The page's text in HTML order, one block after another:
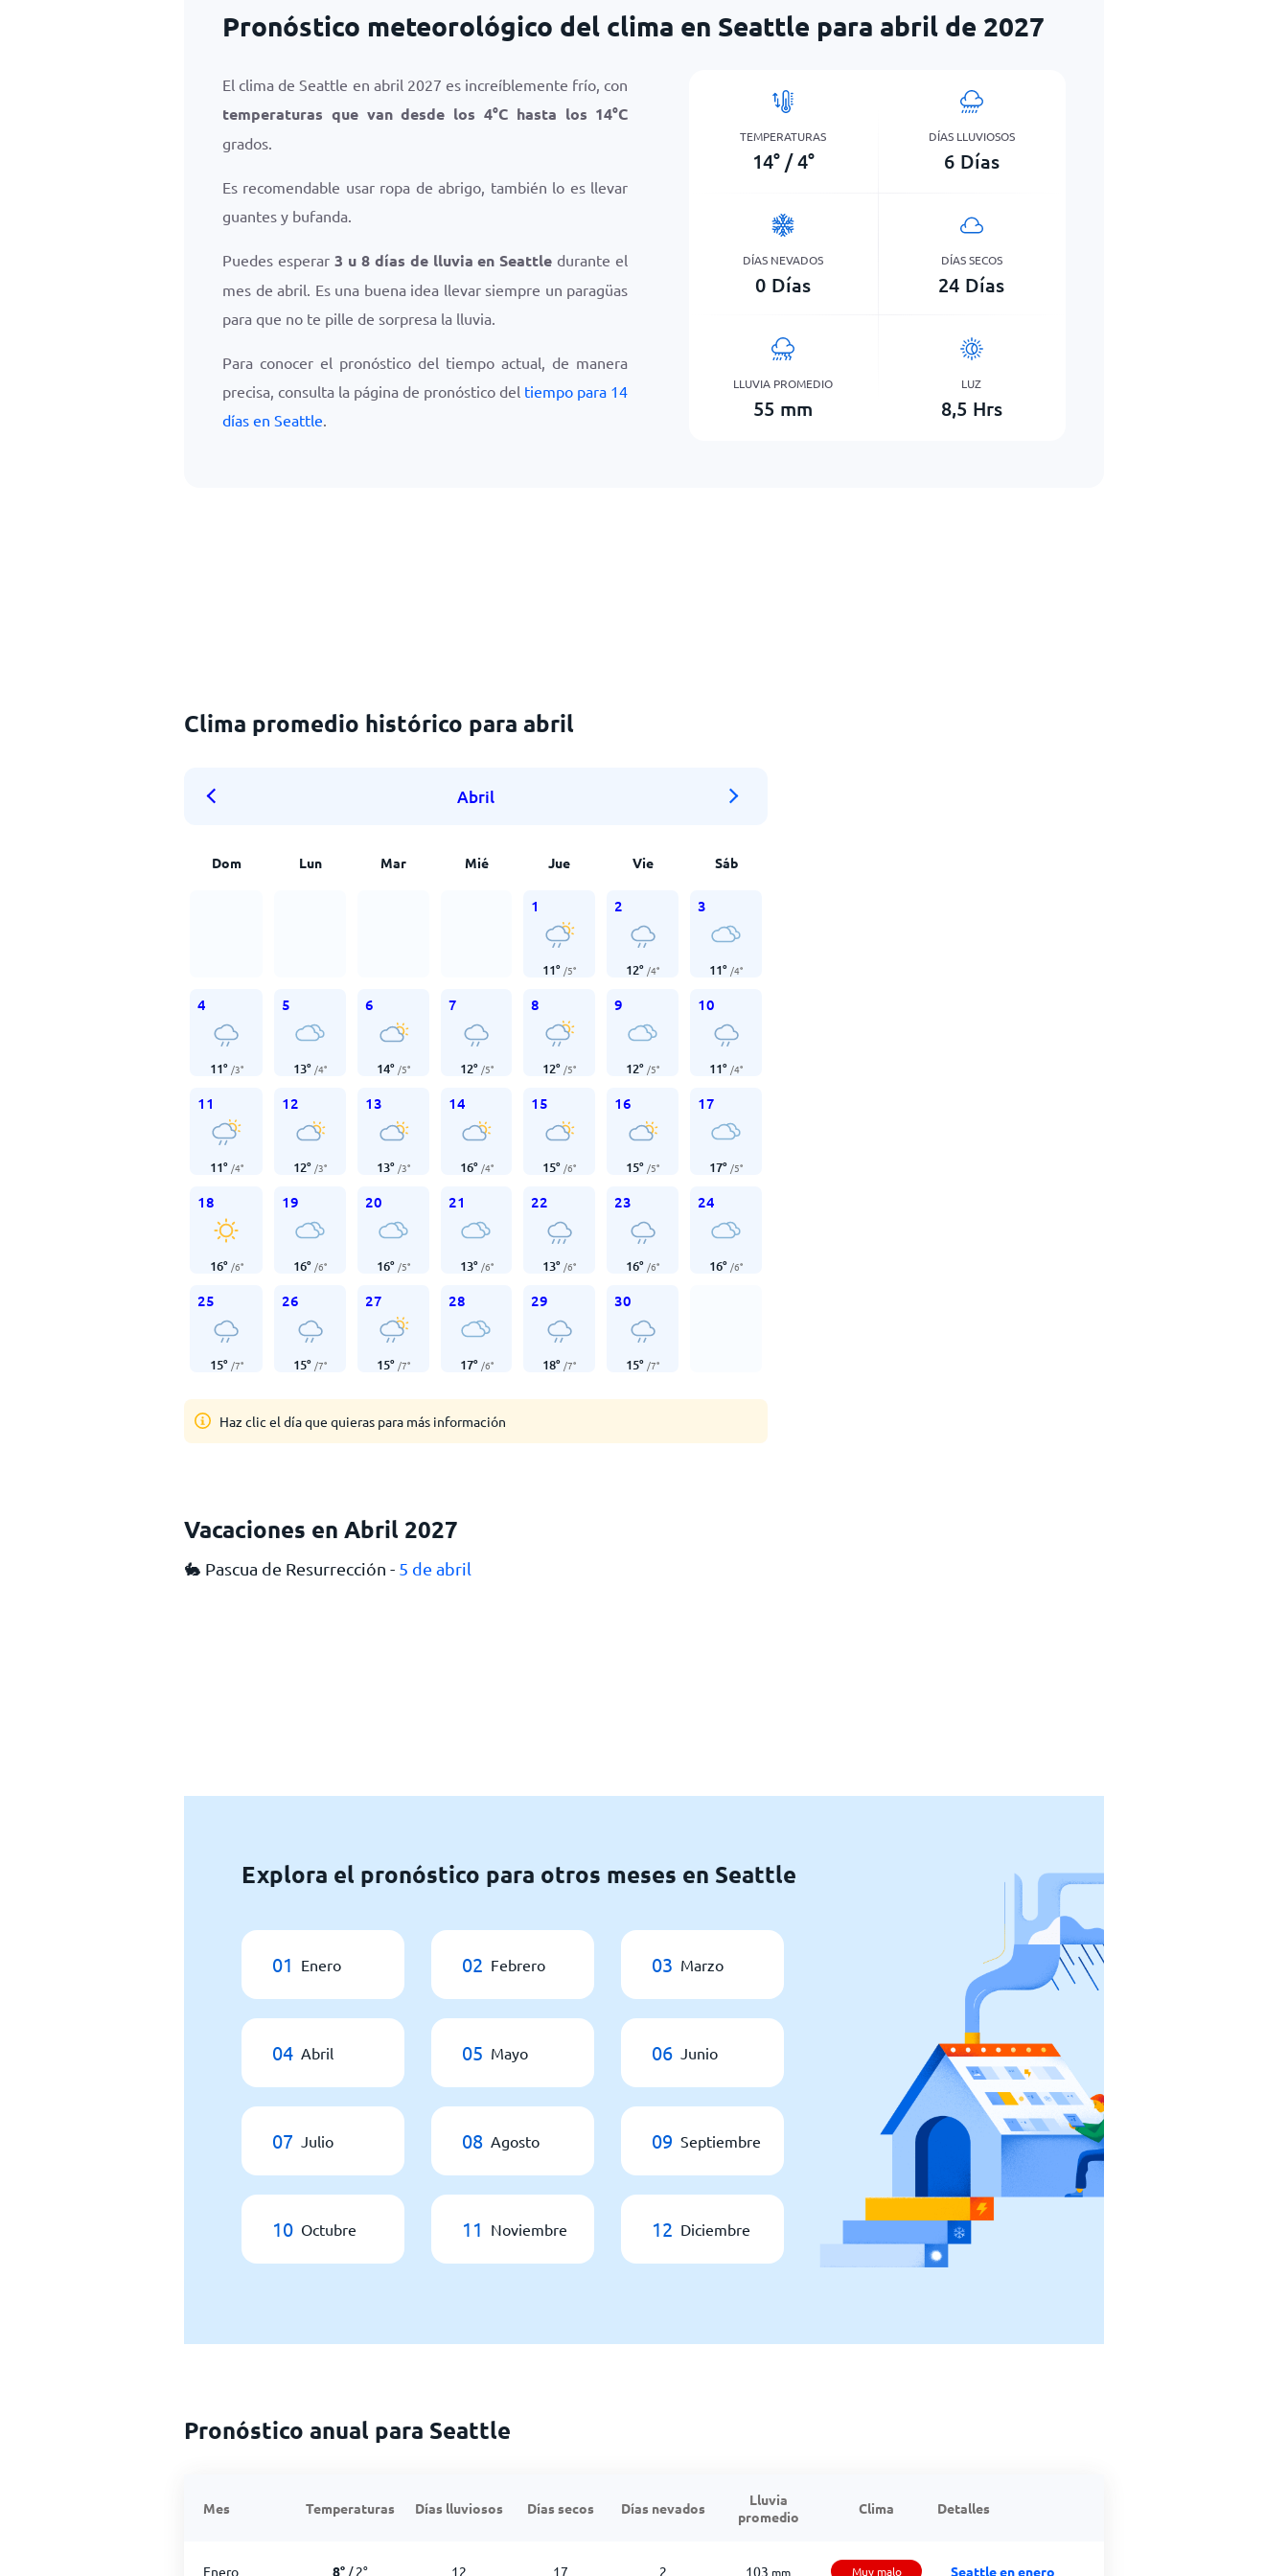
Pronóstico meteorológico del clima en Seattle para abril de 2027
El clima de Seattle en abril 2027 es increíblemente frío, con
temperaturas que van desde los 4°Chasta los 14°C
grados.
Es recomendable usar ropa de abrigo, también lo es llevar
guantes y bufanda.
Puedes esperar 3 u 8 días de lluvia en Seattle durante el
mes de abril. Es una buena idea llevar siempre un paragüas
para que no te pille de sorpresa la lluvia.
Para conocer el pronóstico del tiempo actual, de manera
precisa, consulta la página de pronóstico del tiempo para 14
días en Seattle.
TEMPERATURAS
14° /4°
DÍAS LLUVIOSOS
6 Días
DÍAS NEVADOS
0 Días
DÍAS SECOS
24 Días
LLUVIA PROMEDIO
55 mm
LUZ
8,5 Hrs
Clima promedio histórico para abril
Abril
Dom Lun Mar Mié Jue Vie Sáb
1
11° /5°
2
12° /4°
3
11° /4°
4
11° /3°
5
13° /4°
6
14° /5°
7
12° /5°
8
12° /5°
9
12° /5°
10
11° /4°
11
11° /4°
12
12° /3°
13
13° /3°
14
16° /4°
15
15° /6°
16
15° /5°
17
17° /5°
18
16° /6°
19
16° /6°
20
16° /5°
21
13° /6°
22
13° /6°
23
16° /6°
24
16° /6°
25
15° /7°
26
15° /7°
27
15° /7°
28
17° /6°
29
18° /7°
30
15° /7°
Haz clic el día que quieras para más información
Vacaciones en Abril 2027
🐇 Pascua de Resurrección - 5 de abril
Explora el pronóstico para otros meses en Seattle
01 Enero 02 Febrero 03 Marzo
04 Abril 05 Mayo 06 Junio
07 Julio 08 Agosto 09 Septiembre
10 Octubre 11 Noviembre 12 Diciembre
Pronóstico anual para Seattle
Mes Temperaturas Días lluviosos Días secos Días nevados
Lluvia
promedio
Clima Detalles
Enero 8° /2° 12 17 2 103 mm Muy malo Seattle en enero